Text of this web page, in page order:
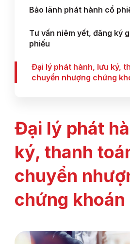
Bảo lãnh phát hành cổ
Tư vấn niêm yết, đăng ký
phiếu
Đại lý phát hành, lưu ký,
chuyển nhượng chứng
Đại lý phát
ký, thanh
chuyển
chứng khoán